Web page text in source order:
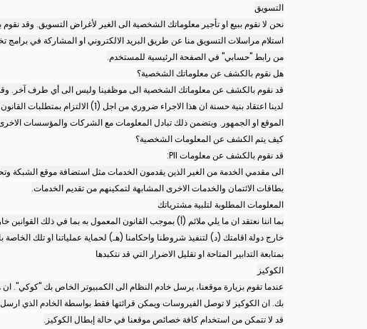
التسويق
نحن لا نقوم ببيع او تأجير معلوماتك الشخصية الى الغير لأغراض التسويق. وقد
استلام مراسلات التسويق منا عن طريق البريد الالكتروني او المشاركة في برامج
من رابط "حسابي" في الصفحة الرئيسية للمستخدم.
هل نقوم بالكشف عن معلوماتك الشخصية؟
قد نقوم بالكشف عن معلوماتك الشخصية الى موظفينا وليس الى أي طرف آخر. وقد
الموقع او الجمهور. ويتضمن ذلك تبادل المعلومات مع الشركات والمؤسسات الاخرى
كيف يتم الكشف عن المعلومات الشخصية؟
قد نقوم بالكشف عن معلومات PII:
الى مقدمي الخدمة من الغير الذين يقدمون الخدمات مثل استضافة موقع الشبكة
بطاقات الائتمان والخدمات الاخرى المشابهة لتمكينهم من تقديم الخدمات.
المعلومات المطلوبة لتلبية مشترياتك
بما اننا نعتقد ان ما يلي ملائم (أ) بموجب القانون المعمول به بما في ذلك
خارج دولة اقامتك (د) لتنفيذ شروطنا واحكامنا (هـ) لحماية عملياتنا او تلك الخاصة
بمتابعة التدابير المتاحة او تقليل الاضرار التي قد نتكبدها
الكوكيز
عندما تقوم بزيارة موقعنا، يرسل خادم النظام الى الكمبيوتر الخاص بك
بك. ان الكوكيز لا توصل الفيروسات ويمكن قرائتها فقط بواسطة الخادم الذي
قد لا تتمكن من استخدام كافة خصائص موقعنا في حالة إبطال الكوكيز.